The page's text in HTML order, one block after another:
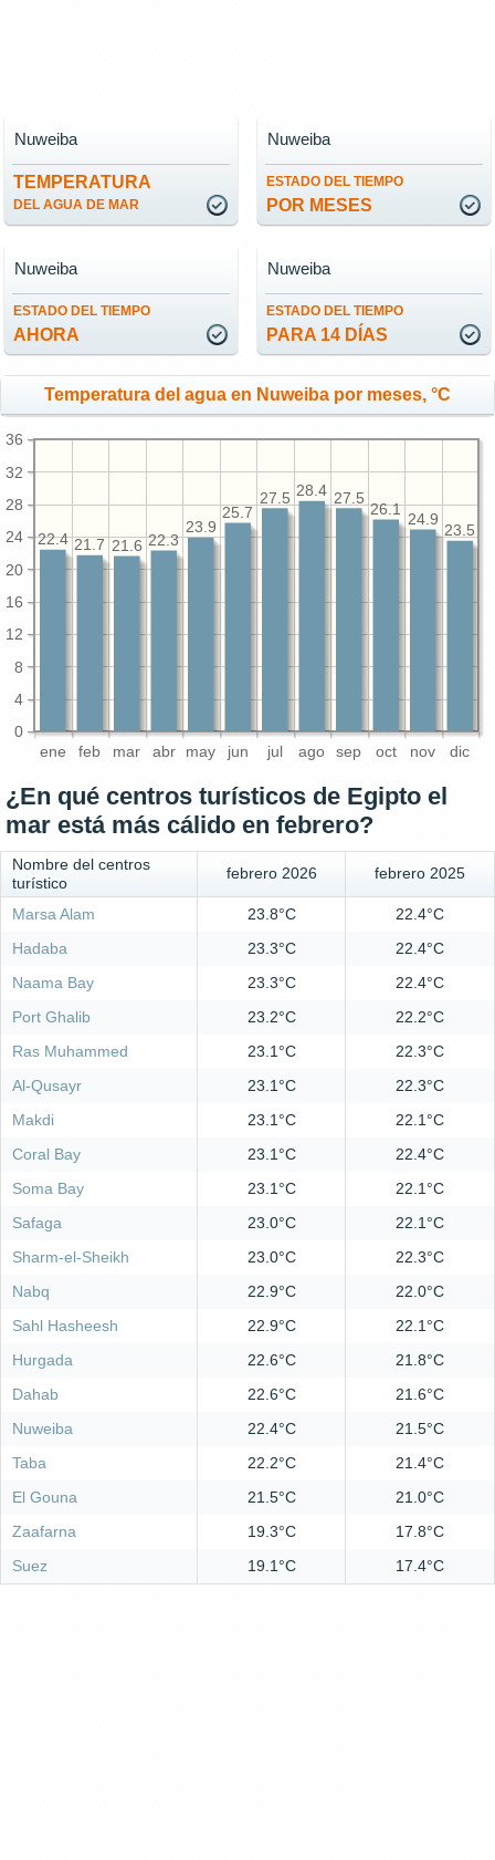
TEMPERATURA
DEL AGUA DE MAR
Nuweiba
ESTADO DEL TIEMPO
POR MESES
Nuweiba
ESTADO DEL TIEMPO
AHORA
Nuweiba
ESTADO DEL TIEMPO
PARA 14 DÍAS
Nuweiba
Temperatura del agua en Nuweiba por meses, °C
ene feb mar abr may jun jul ago sep oct nov dic
0
4
8
12
16
20
24
28
32
36
23.5
24.9
26.1
27.5
28.4
27.5
25.7
23.9
22.3
21.6
21.7
22.4
¿En qué centros turísticos de Egipto el
mar está más cálido en febrero?
Nombre del centros
turístico
febrero 2026 febrero 2025
Marsa Alam 23.8°C
22.4°C
Hadaba
23.3°C
22.4°C
Naama Bay
23.3°C
22.4°C
Port Ghalib
23.2°C
22.2°C
Ras Muhammed
23.1°C
22.3°C
Al-Qusayr
23.1°C
22.3°C
Makdi
23.1°C
22.1°C
Coral Bay
23.1°C
22.4°C
Soma Bay
23.1°C
22.1°C
Safaga
23.0°C
22.1°C
Sharm-el-Sheikh
23.0°C
22.3°C
Nabq
22.9°C
22.0°C
Sahl Hasheesh
22.9°C
22.1°C
Hurgada
22.6°C
21.8°C
Dahab
22.6°C
21.6°C
Nuweiba
22.4°C
21.5°C
Taba
22.2°C
21.4°C
El Gouna
21.5°C
21.0°C
Zaafarna
19.3°C
17.8°C
Suez
19.1°C 17.4°C